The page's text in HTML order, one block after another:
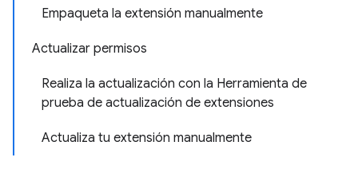
Empaqueta la extensión manualmente
Actualizar permisos
Realiza la actualización con la Herramienta de
prueba de actualización de extensiones
Actualiza tu extensión manualmente